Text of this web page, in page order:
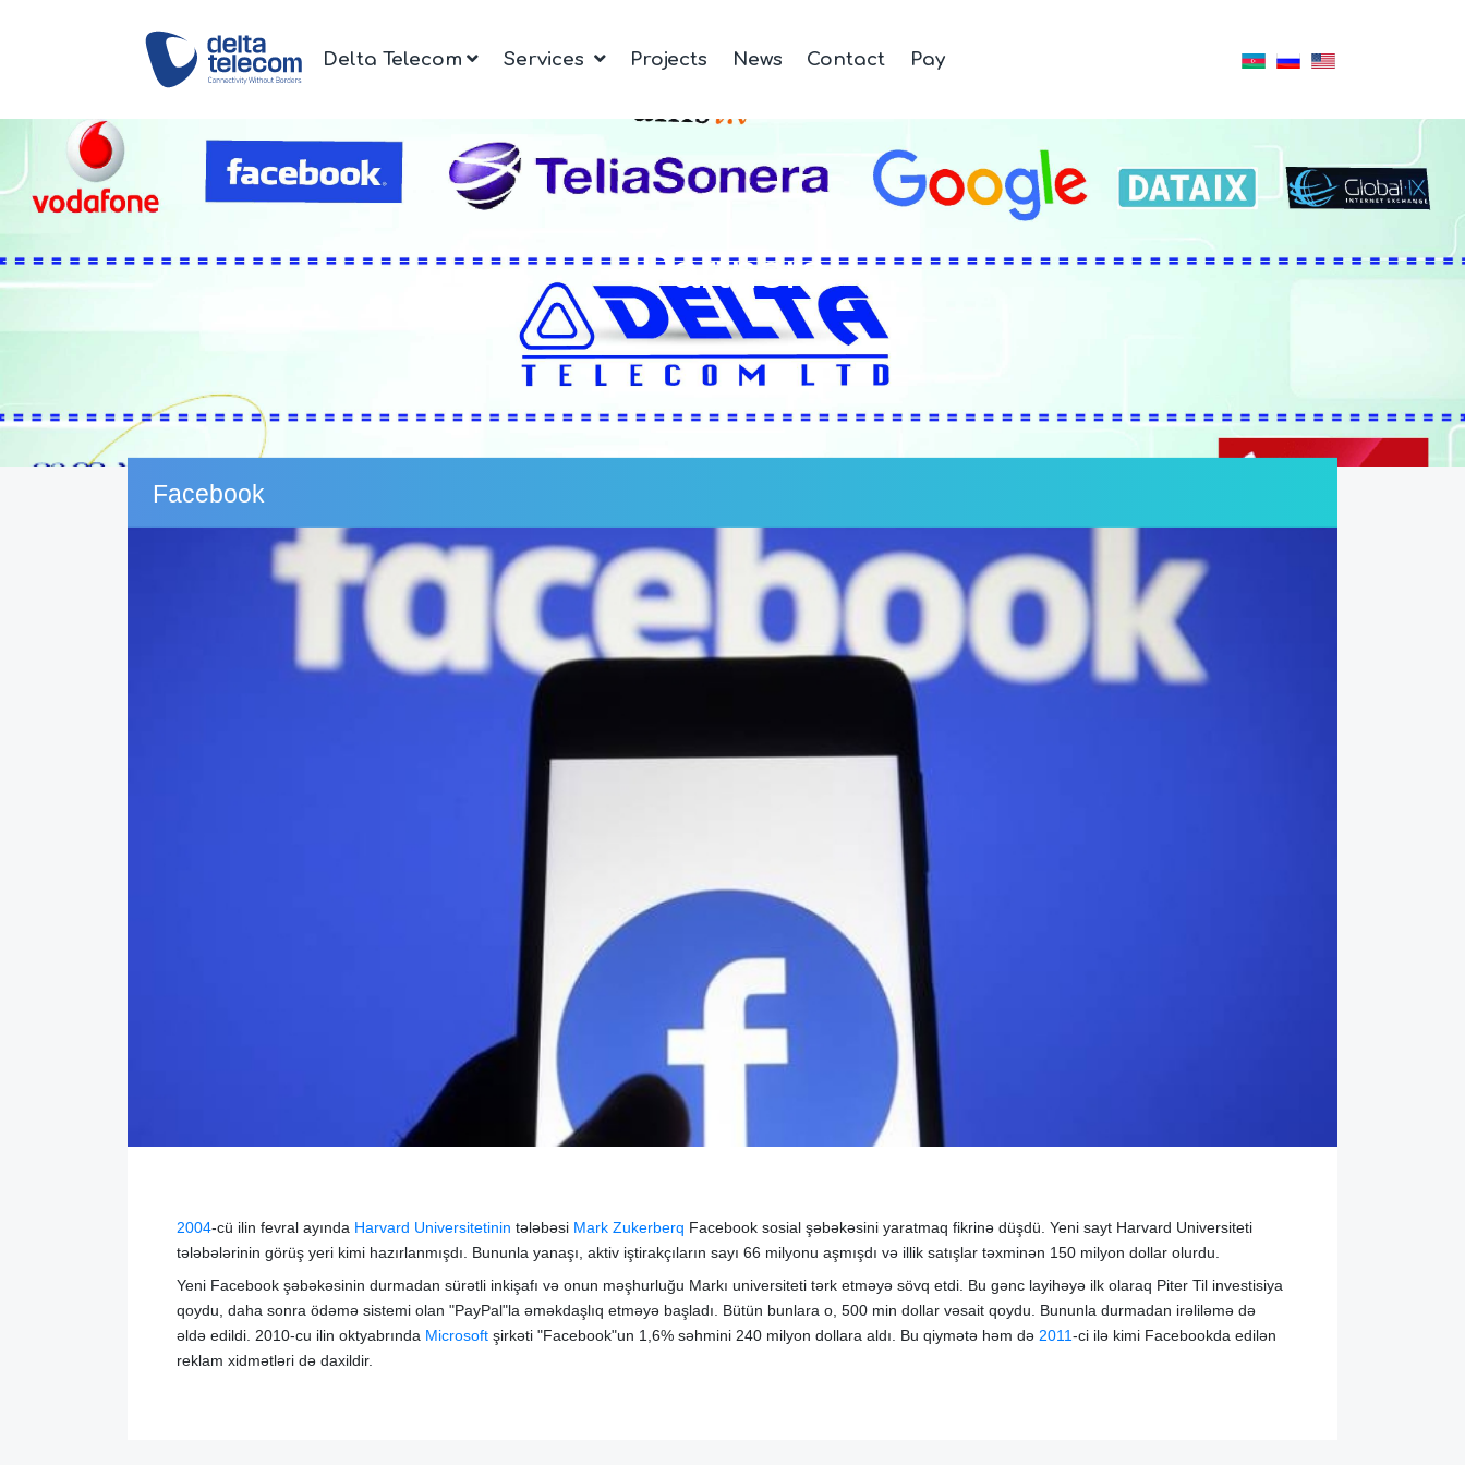
Delta Telecom Services Projects News Contact Pay
Partners
Facebook
2004-cü ilin fevral ayında Harvard Universitetinin tələbəsi Mark Zukerberq Facebook sosial şəbəkəsini yaratmaq fikrinə düşdü. Yeni sayt Harvard Universiteti
tələbələrinin görüş yeri kimi hazırlanmışdı. Bununla yanaşı, aktiv iştirakçıların sayı 66 milyonu aşmışdı və illik satışlar təxminən 150 milyon dollar olurdu.
Yeni Facebook şəbəkəsinin durmadan sürətli inkişafı və onun məşhurluğu Markı universiteti tərk etməyə sövq etdi. Bu gənc layihəyə ilk olaraq Piter Til investisiya
qoydu, daha sonra ödəmə sistemi olan "PayPal"la əməkdaşlıq etməyə başladı. Bütün bunlara o, 500 min dollar vəsait qoydu. Bununla durmadan irəliləmə də
əldə edildi. 2010-cu ilin oktyabrında Microsoft şirkəti "Facebook"un 1,6% səhmini 240 milyon dollara aldı. Bu qiymətə həm də 2011-ci ilə kimi Facebookda edilən
reklam xidmətləri də daxildir.